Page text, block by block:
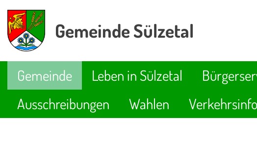
Gemeinde Sülzetal
Gemeinde Leben in Sülzetal
Ausschreibungen
Wahlen